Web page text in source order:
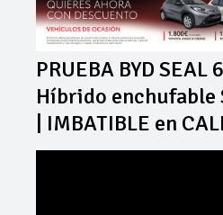
PRUEBA BYD SEAL
Híbrido enchufable
| IMBATIBLE en